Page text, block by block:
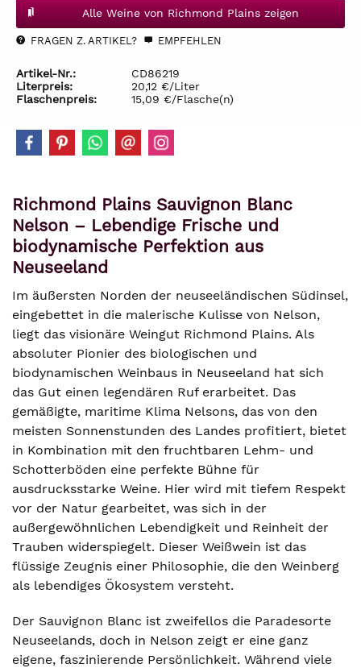
Alle Weine von Richmond Plains zeigen
FRAGEN Z. ARTIKEL? EMPFEHLEN
Artikel-Nr.:
CD86219
Literpreis:
20,12 €/Liter
Flaschenpreis:
15,09 €/Flasche(n)
Richmond Plains Sauvignon Blanc
Nelson – Lebendige Frische und
biodynamische Perfektion aus
Neuseeland
Im äußersten Norden der neuseeländischen Südinsel,
eingebettet in die malerische Kulisse von Nelson,
liegt das visionäre Weingut Richmond Plains. Als
absoluter Pionier des biologischen und
biodynamischen Weinbaus in Neuseeland hat sich
das Gut einen legendären Ruf erarbeitet. Das
gemäßigte, maritime Klima Nelsons, das von den
meisten Sonnenstunden des Landes profitiert, bietet
in Kombination mit den fruchtbaren Lehm- und
Schotterböden eine perfekte Bühne für
ausdrucksstarke Weine. Hier wird mit tiefem Respekt
vor der Natur gearbeitet, was sich in der
außergewöhnlichen Lebendigkeit und Reinheit der
Trauben widerspiegelt. Dieser Weißwein ist das
flüssige Zeugnis einer Philosophie, die den Weinberg
als lebendiges Ökosystem versteht.
Der Sauvignon Blanc ist zweifellos die Paradesorte
Neuseelands, doch in Nelson zeigt er eine ganz
eigene, faszinierende Persönlichkeit. Während viele